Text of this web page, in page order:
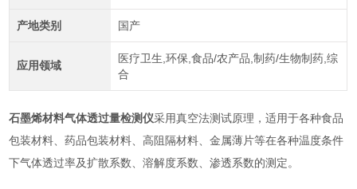
产地类别 国产
应用领域
医疗卫生,环保,食品/农产品,制药/生物制药,综
合
石墨烯材料气体透过量检测仪采用真空法测试原理，适用于各种食品
包装材料、药品包装材料、高阻隔材料、金属薄片等在各种温度条件
下气体透过率及扩散系数、溶解度系数、渗透系数的测定。